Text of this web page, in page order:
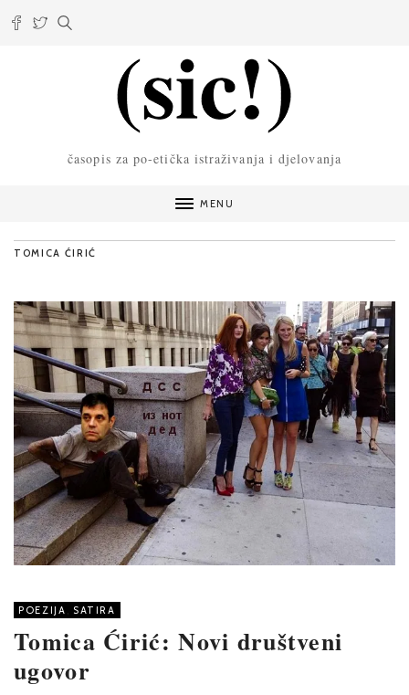
časopis za po-etička istraživanja i djelovanja
MENU
TOMICA ĆIRIĆ
POEZIJA SATIRA
Tomica Ćirić: Novi društveni
ugovor